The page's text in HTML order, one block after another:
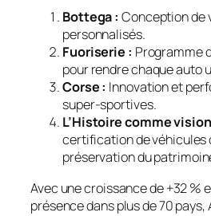
Bottega : Conception de
personnalisés.
Fuoriserie : Programme
pour rendre chaque auto
Corse : Innovation et
super-sportives.
L’Histoire comme
certification de véhicules
préservation du
Avec une croissance de +32 %
présence dans plus de 70